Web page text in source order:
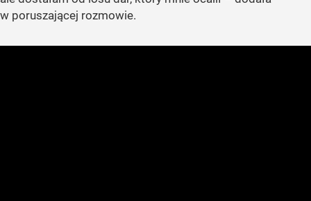
w poruszającej rozmowie.